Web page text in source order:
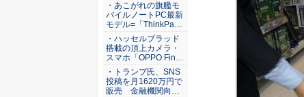
・あこがれの旗艦モ
バイルノートPC最新
モデル=「ThinkPa…
・ハッセルブラッド
搭載の頂上カメラ・
スマホ「OPPO Fin…
・トランプ氏、SNS
投稿を月1620万円で
販売 金融機関向…